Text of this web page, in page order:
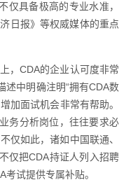
仅具备极高的专业水准，
日报》等权威媒体的重点
，CDA的企业认可度非常
述中明确注明“拥有CDA数
加面试机会非常有帮助。
务分析岗位，往往要求必
仅如此，诸如中国联通、
仅把CDA持证人列入招聘
试提供专属补贴。